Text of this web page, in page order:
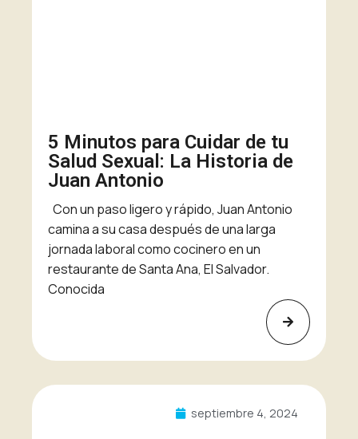
5 Minutos para Cuidar de tu
Salud Sexual: La Historia de
Juan Antonio
Con un paso ligero y rápido, Juan Antonio
camina a su casa después de una larga
jornada laboral como cocinero en un
restaurante de Santa Ana, El Salvador.
Conocida
septiembre 4, 2024